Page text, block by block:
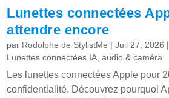
Lunettes connectées
attendre encore
par Rodolphe de StylistMe |Juil 27, 2026 |
Lunettes connectées IA, audio & caméra
Les lunettes connectées Apple pour
confidentialité. Découvrez pourquoi